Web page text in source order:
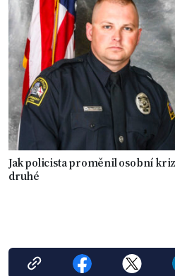
Jak policista proměnil osobní
druhé